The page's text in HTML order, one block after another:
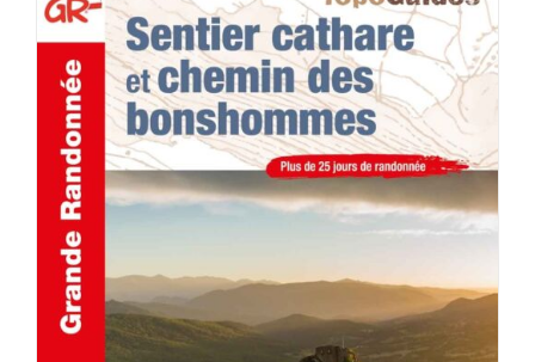
ACHETER LE PRODUIT DÉTAILS